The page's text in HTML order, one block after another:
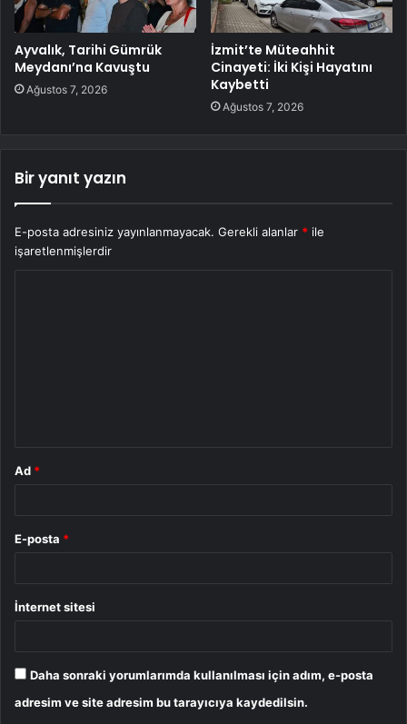
Ayvalık, Tarihi Gümrük
Meydanı’na Kavuştu
Ağustos 7, 2026
İzmit’te Müteahhit
Cinayeti: İki Kişi Hayatını
Kaybetti
Ağustos 7, 2026
Bir yanıt yazın
E-posta adresiniz yayınlanmayacak. Gerekli alanlar * ile
işaretlenmişlerdir
Ad *
E-posta *
İnternet sitesi
Daha sonraki yorumlarımda kullanılması için adım, e-posta
adresim ve site adresim bu tarayıcıya kaydedilsin.